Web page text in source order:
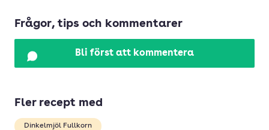
Frågor, tips och kommentarer
Bli först att kommentera
Fler recept med
Dinkelmjöl Fullkorn